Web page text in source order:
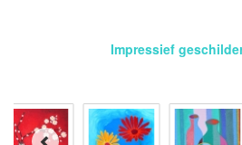
Impressief